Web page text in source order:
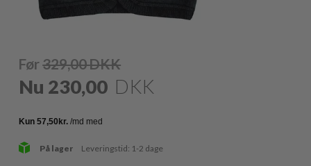
Før329,00DKK
Nu 230,00 DKK
På lager Leveringstid: 1-2 dage